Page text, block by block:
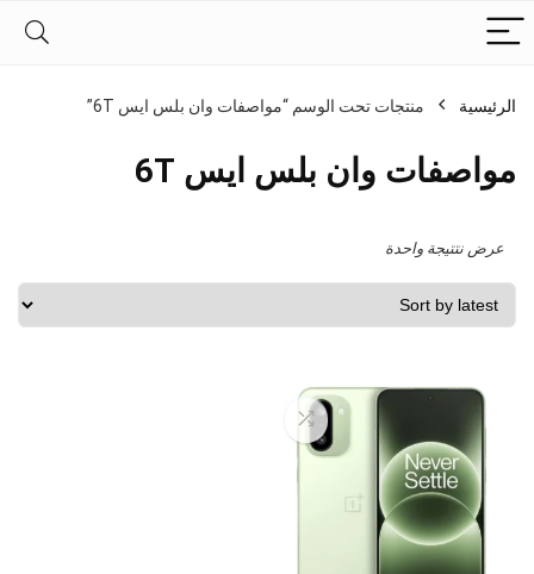
الرئيسية منتجات تحت الوسم “مواصفات وان بلس ايس 6T”
مواصفات وان بلس ايس 6T
عرض نتتيجة واحدة